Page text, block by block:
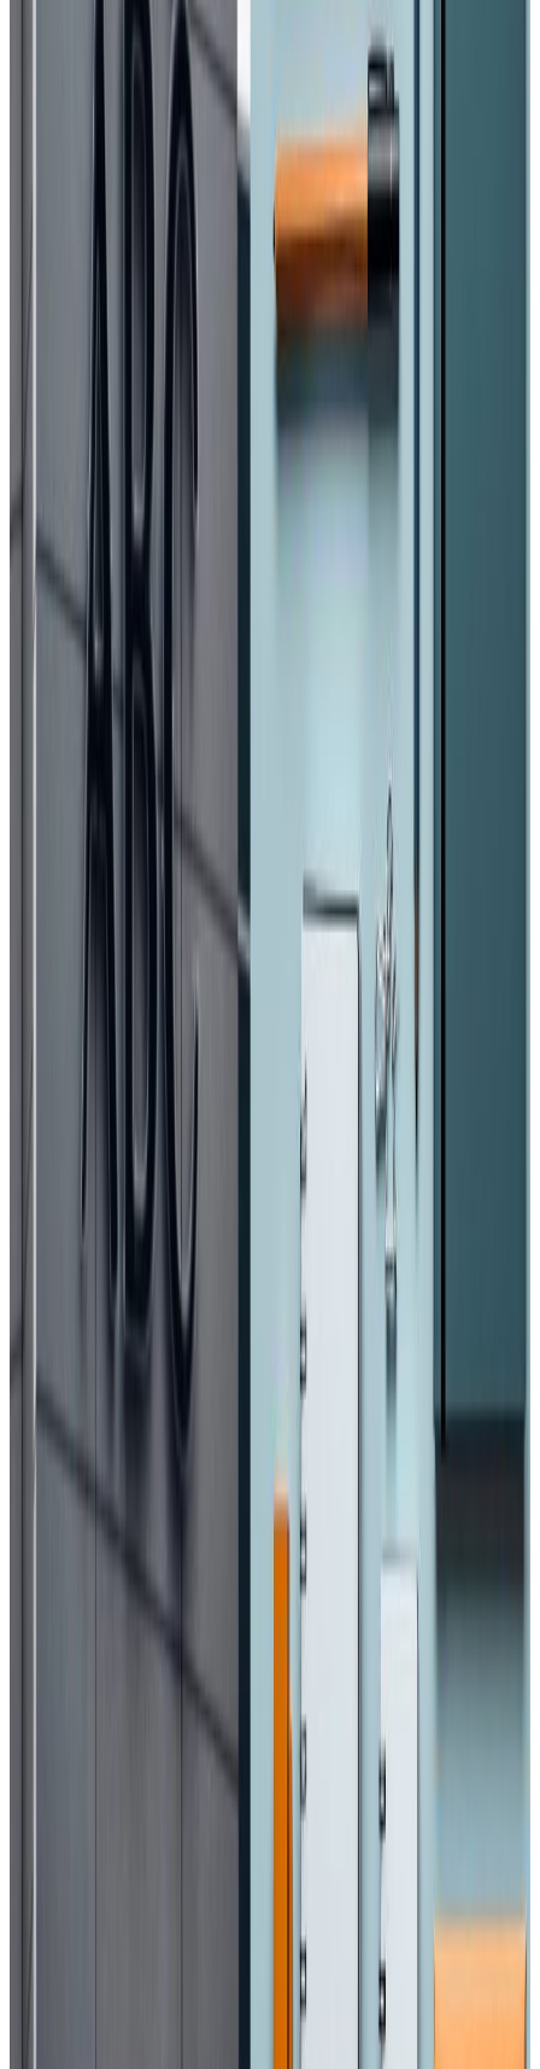
आन्दोलनमा जिवन गुमाउनेहरुको शालिकसँगै उनीहरुले देशमा
परिवर्तनका लागि गरेको योगदानको स्मरण समेत स्मारक पार्कबाट
गराइनेगरि संरचना निर्माण भइरहेको खेलकुद परिषदले जनाएको छ ।